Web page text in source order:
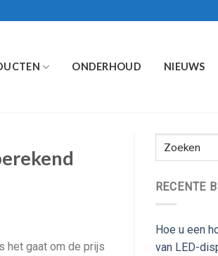
ONDERHOUD NIEUWS
het gaat om de prijs
RECENTE
Hoe u een
van LED-